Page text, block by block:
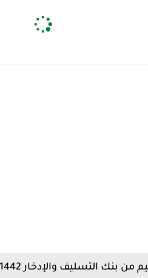
بنك التسليف والإدخار 1442